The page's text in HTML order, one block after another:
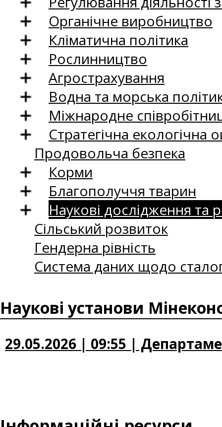
Органічне виробництво
Кліматична політика
Рослинництво
Агрострахування
Водна та морська
Міжнародне
Стратегічна екологічна
Продовольча безпека
Корми
Благополуччя тварин
Наукові дослідження та
Сільський розвиток
Гендерна рівність
Система даних щодо
Наукові установи
29.05.2026 | 09:55 |